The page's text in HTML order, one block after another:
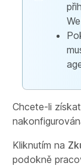
Chcete-li
Kliknutím na
podokně